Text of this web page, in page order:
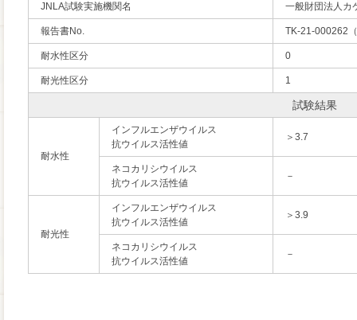
JNLA試験実施機関名 一般財団法人カ
報告書No. TK-21-000262
耐水性区分 0
耐光性区分 1
試験結果
耐水性
インフルエンザウイルス
抗ウイルス活性値
＞3.7
ネコカリシウイルス
抗ウイルス活性値
－
耐光性
インフルエンザウイルス
抗ウイルス活性値
＞3.9
ネコカリシウイルス
抗ウイルス活性値
－